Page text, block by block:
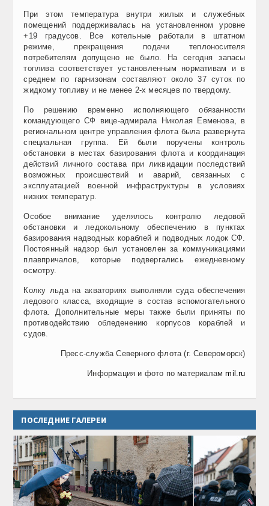
При этом температура внутри жилых и служебных
помещений поддерживалась на установленном уровне
+19 градусов. Все котельные работали в штатном
режиме, прекращения подачи теплоносителя
потребителям допущено не было. На сегодня запасы
топлива соответствует установленным нормативам и в
среднем по гарнизонам составляют около 37 суток по
жидкому топливу и не менее 2-х месяцев по твердому.
По решению временно исполняющего обязанности
командующего СФ вице-адмирала Николая Евменова, в
региональном центре управления флота была развернута
специальная группа. Ей были поручены контроль
обстановки в местах базирования флота и координация
действий личного состава при ликвидации последствий
возможных происшествий и аварий, связанных с
эксплуатацией военной инфраструктуры в условиях
низких температур.
Особое внимание уделялось контролю ледовой
обстановки и ледокольному обеспечению в пунктах
базирования надводных кораблей и подводных лодок СФ.
Постоянный надзор был установлен за коммуникациями
плавпричалов, которые подвергались ежедневному
осмотру.
Колку льда на акваториях выполняли суда обеспечения
ледового класса, входящие в состав вспомогательного
флота. Дополнительные меры также были приняты по
противодействию обледенению корпусов кораблей и
судов.
Пресс-служба Северного флота (г. Североморск)
Информация и фото по материаламmil.ru
ПОСЛЕДНИЕ ГАЛЕРЕИ